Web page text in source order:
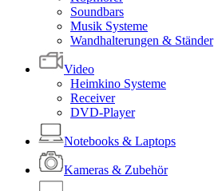
Soundbars
Musik Systeme
Wandhalterungen & Ständer
Video
Heimkino Systeme
Receiver
DVD-Player
Notebooks & Laptops
Kameras & Zubehör